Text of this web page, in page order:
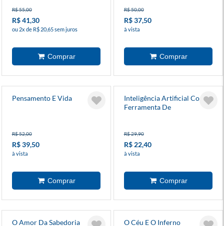
R$ 55,00
R$ 41,30
ou 2x de R$ 20,65 sem juros
R$ 50,00
R$ 37,50
à vista
Pensamento E Vida
R$ 52,00
R$ 39,50
à vista
Inteligência Artificial Como
Ferramenta De
R$ 29,90
R$ 22,40
à vista
O Amor Da Sabedoria
O Céu E O Inferno